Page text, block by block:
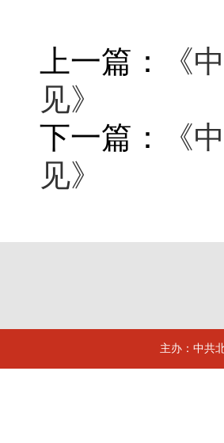
上一篇：
《
见》
下一篇：
《
见》
主办：中共